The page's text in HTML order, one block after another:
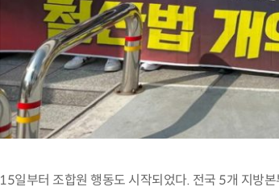
15일부터 조합원 행동도 시작되었다. 전국 5개 지방